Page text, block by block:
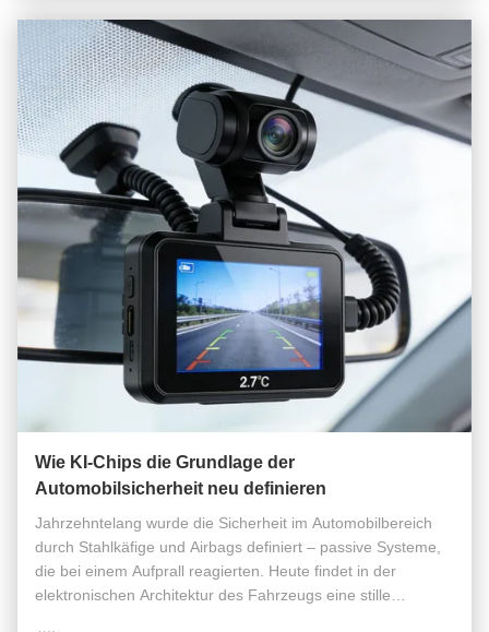
Wie KI-Chips die Grundlage der
Automobilsicherheit neu definieren
Jahrzehntelang wurde die Sicherheit im Automobilbereich
durch Stahlkäfige und Airbags definiert – passive Systeme,
die bei einem Aufprall reagierten. Heute findet in der
elektronischen Architektur des Fahrzeugs eine stille